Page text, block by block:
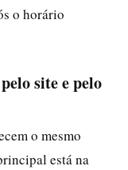
o horário
site e pelo
o mesmo
está na